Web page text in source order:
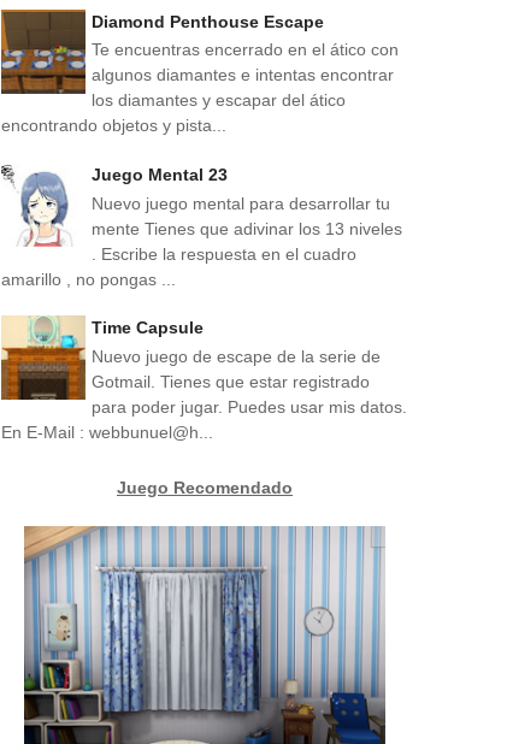
Diamond Penthouse Escape
Te encuentras encerrado en el ático con
algunos diamantes e intentas encontrar
los diamantes y escapar del ático
encontrando objetos y pista...
Juego Mental 23
Nuevo juego mental para desarrollar tu
mente Tienes que adivinar los 13 niveles
. Escribe la respuesta en el cuadro
amarillo , no pongas ...
Time Capsule
Nuevo juego de escape de la serie de
Gotmail. Tienes que estar registrado
para poder jugar. Puedes usar mis datos.
En E-Mail : webbunuel@h...
Juego Recomendado